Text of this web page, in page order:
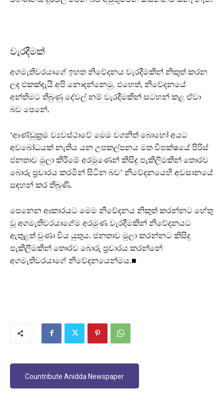
වැරදීමක්
අගමැතිවරයාගේ ඉහත නිවේදනය වැරදීමකින් නිකුත් කරන
ලද එකක්දැයි අපි නොදන්නෙමු. එහෙත්, නිවේදනයේ
අන්තිමට තිබුණු දේවල් නම් වැරදීමකින් සටහන් කළ ඒවා
බව පෙනේ.
‘ආණ්ඩුක්‍රම ව්‍යවස්ථාවේ මෙම වගනිත් බොහෝ අයට
අවබෝධයක් නැතිය යන උපකල්පනය මත විපක්ෂයේ පිරිස්
ජනතාව මුලා කිරීමේ අරමුණෙන් කිසිදු පැකිලිමකින් තොරව
බොරු ප්‍රචාරය කරමින් සිටින බව’ නිවේදනයෙහි අවසානයේ
සඳහන් කර තිබුණි.
පෙනෙන ආකාරයට මෙම නිවේදනය නිකුත් කරන්නට හේතු
වූ අගමැතිවරයාගේම අරමුණ වැරදීමකින් නිවේදනයට
ඇතුළත් වුණා විය යුතුය. ජනතාව මුලා කරන්නට කිසිදු
පැකිලීමකින් තොරව බොරු ප්‍රචාරය කරන්නේ
අගමැතිවරයාගේ නිවේදනයෙන්මය.■
Countribute Anidda Newspaper